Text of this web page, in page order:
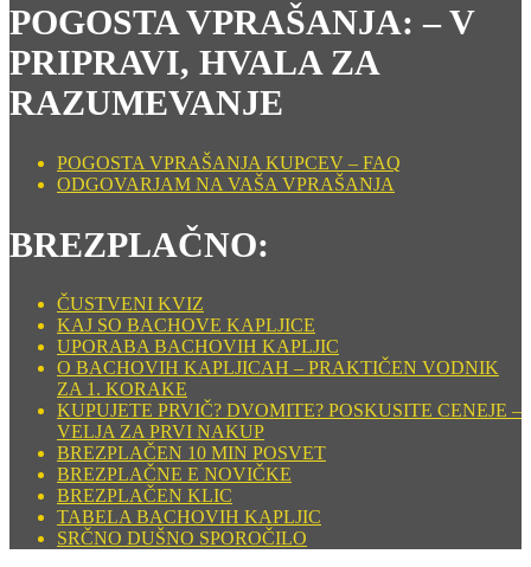
POGOSTA VPRAŠANJA: – V
PRIPRAVI, HVALA ZA
RAZUMEVANJE
POGOSTA VPRAŠANJA KUPCEV – FAQ
ODGOVARJAM NA VAŠA VPRAŠANJA
BREZPLAČNO:
ČUSTVENI KVIZ
KAJ SO BACHOVE KAPLJICE
UPORABA BACHOVIH KAPLJIC
O BACHOVIH KAPLJICAH – PRAKTIČEN VODNIK
ZA 1. KORAKE
KUPUJETE PRVIČ? DVOMITE? POSKUSITE CENEJE –
VELJA ZA PRVI NAKUP
BREZPLAČEN 10 MIN POSVET
BREZPLAČNE E NOVIČKE
BREZPLAČEN KLIC
TABELA BACHOVIH KAPLJIC
SRČNO DUŠNO SPOROČILO